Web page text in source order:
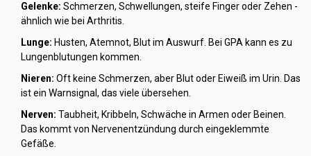
Gelenke: Schmerzen, Schwellungen, steife Finger oder Zehen -
ähnlich wie bei Arthritis.
Lunge: Husten, Atemnot, Blut im Auswurf. Bei GPA kann es zu
Lungenblutungen kommen.
Nieren: Oft keine Schmerzen, aber Blut oder Eiweiß im Urin. Das
ist ein Warnsignal, das viele übersehen.
Nerven: Taubheit, Kribbeln, Schwäche in Armen oder Beinen.
Das kommt von Nervenentzündung durch eingeklemmte
Gefäße.